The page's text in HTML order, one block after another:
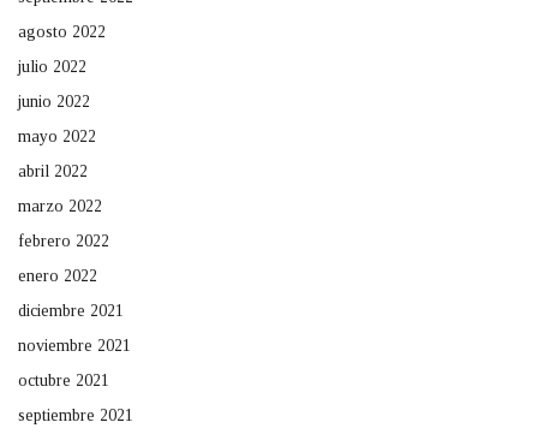
agosto 2022
julio 2022
junio 2022
mayo 2022
abril 2022
marzo 2022
febrero 2022
enero 2022
diciembre 2021
noviembre 2021
octubre 2021
septiembre 2021